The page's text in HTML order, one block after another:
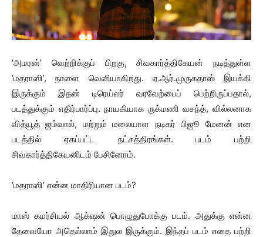
‘அமரன்’ வெற்றிக்குப் பிறகு, சிவகார்த்திகேயன் நடித்துள்ள
‘மதராஸி’, நாளை வெளியாகிறது. ஏ.ஆர்.முருகதாஸ் இயக்கி
இருக்கும் இதன் டிரெய்லர் வரவேற்பைப் பெற்றிருப்பதால்,
படத்துக்கும் எதிர்பார்ப்பு. நாயகியாக ருக்மணி வசந்த், வில்லனாக
வித்யூத் ஜம்வால், மற்றும் மலையாள நடிகர் பிஜூ மேனன் என
படத்தில் ஏகப்பட்ட நட்சத்திரங்கள். படம் பற்றி
சிவகார்த்திகேயனிடம் பேசினோம்.
‘மதராஸி’ என்ன மாதிரியான படம்?
மாஸ் கமர்சியல் ஆக்‌ஷன் பொழுதுபோக்கு படம். அதுக்கு என்ன
தேவையோ அதெல்லாம் இதுல இருக்கும். இந்தப் படம் எதை பற்றி